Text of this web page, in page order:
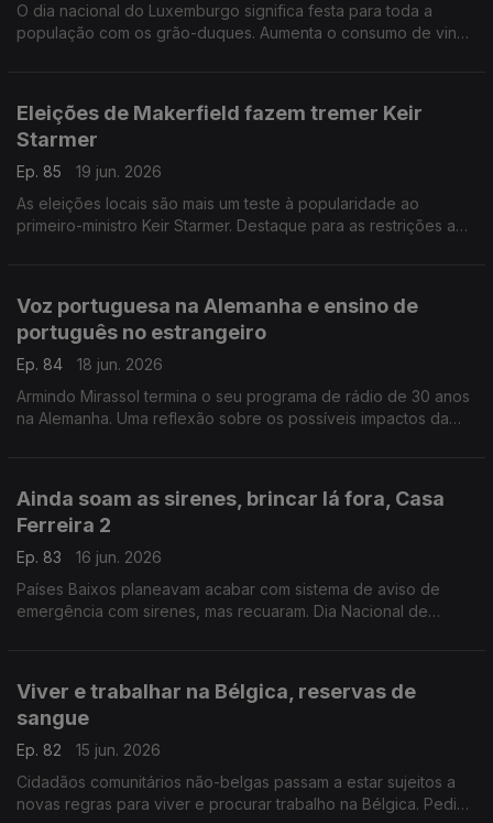
O dia nacional do Luxemburgo significa festa para toda a
população com os grão-duques. Aumenta o consumo de vinho
Eleições de Makerfield fazem tremer Keir
Starmer
Ep. 85
19 jun. 2026
As eleições locais são mais um teste à popularidade ao
primeiro-ministro Keir Starmer. Destaque para as restrições a
Voz portuguesa na Alemanha e ensino de
português no estrangeiro
Ep. 84
18 jun. 2026
Armindo Mirassol termina o seu programa de rádio de 30 anos
na Alemanha. Uma reflexão sobre os possíveis impactos da
Ainda soam as sirenes, brincar lá fora, Casa
Ferreira 2
Ep. 83
16 jun. 2026
Países Baixos planeavam acabar com sistema de aviso de
emergência com sirenes, mas recuaram. Dia Nacional de
Viver e trabalhar na Bélgica, reservas de
sangue
Ep. 82
15 jun. 2026
Cidadãos comunitários não-belgas passam a estar sujeitos a
novas regras para viver e procurar trabalho na Bélgica. Pedido